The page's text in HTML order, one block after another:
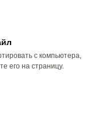
с компьютера,
его на страницу.